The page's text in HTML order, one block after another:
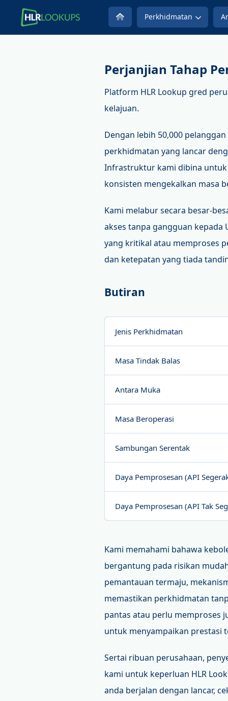
Perkhidmatan
Perjanjian Tahap
Platform HLR Lookup gred
kelajuan.
Dengan lebih 50,000
perkhidmatan yang lancar
Infrastruktur kami dibina untuk
konsisten mengekalkan masa
Kami melabur secara besar-
akses tanpa gangguan kepada
yang kritikal atau memproses
dan ketepatan yang tiada
Butiran
Jenis Perkhidmatan
Masa Tindak Balas
Antara Muka
Masa Beroperasi
Sambungan Serentak
Daya Pemprosesan (API
Daya Pemprosesan (API Tak
Kami memahami bahawa
bergantung pada risikan
pemantauan termaju,
memastikan perkhidmatan
pantas atau perlu memproses
untuk menyampaikan prestasi
Sertai ribuan perusahaan,
kami untuk keperluan HLR
anda berjalan dengan lancar,